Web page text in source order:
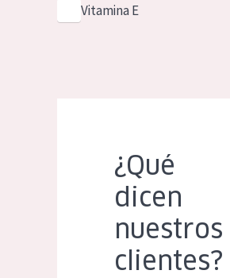
Vitamina E
¿Qué
dicen
nuestros
clientes?